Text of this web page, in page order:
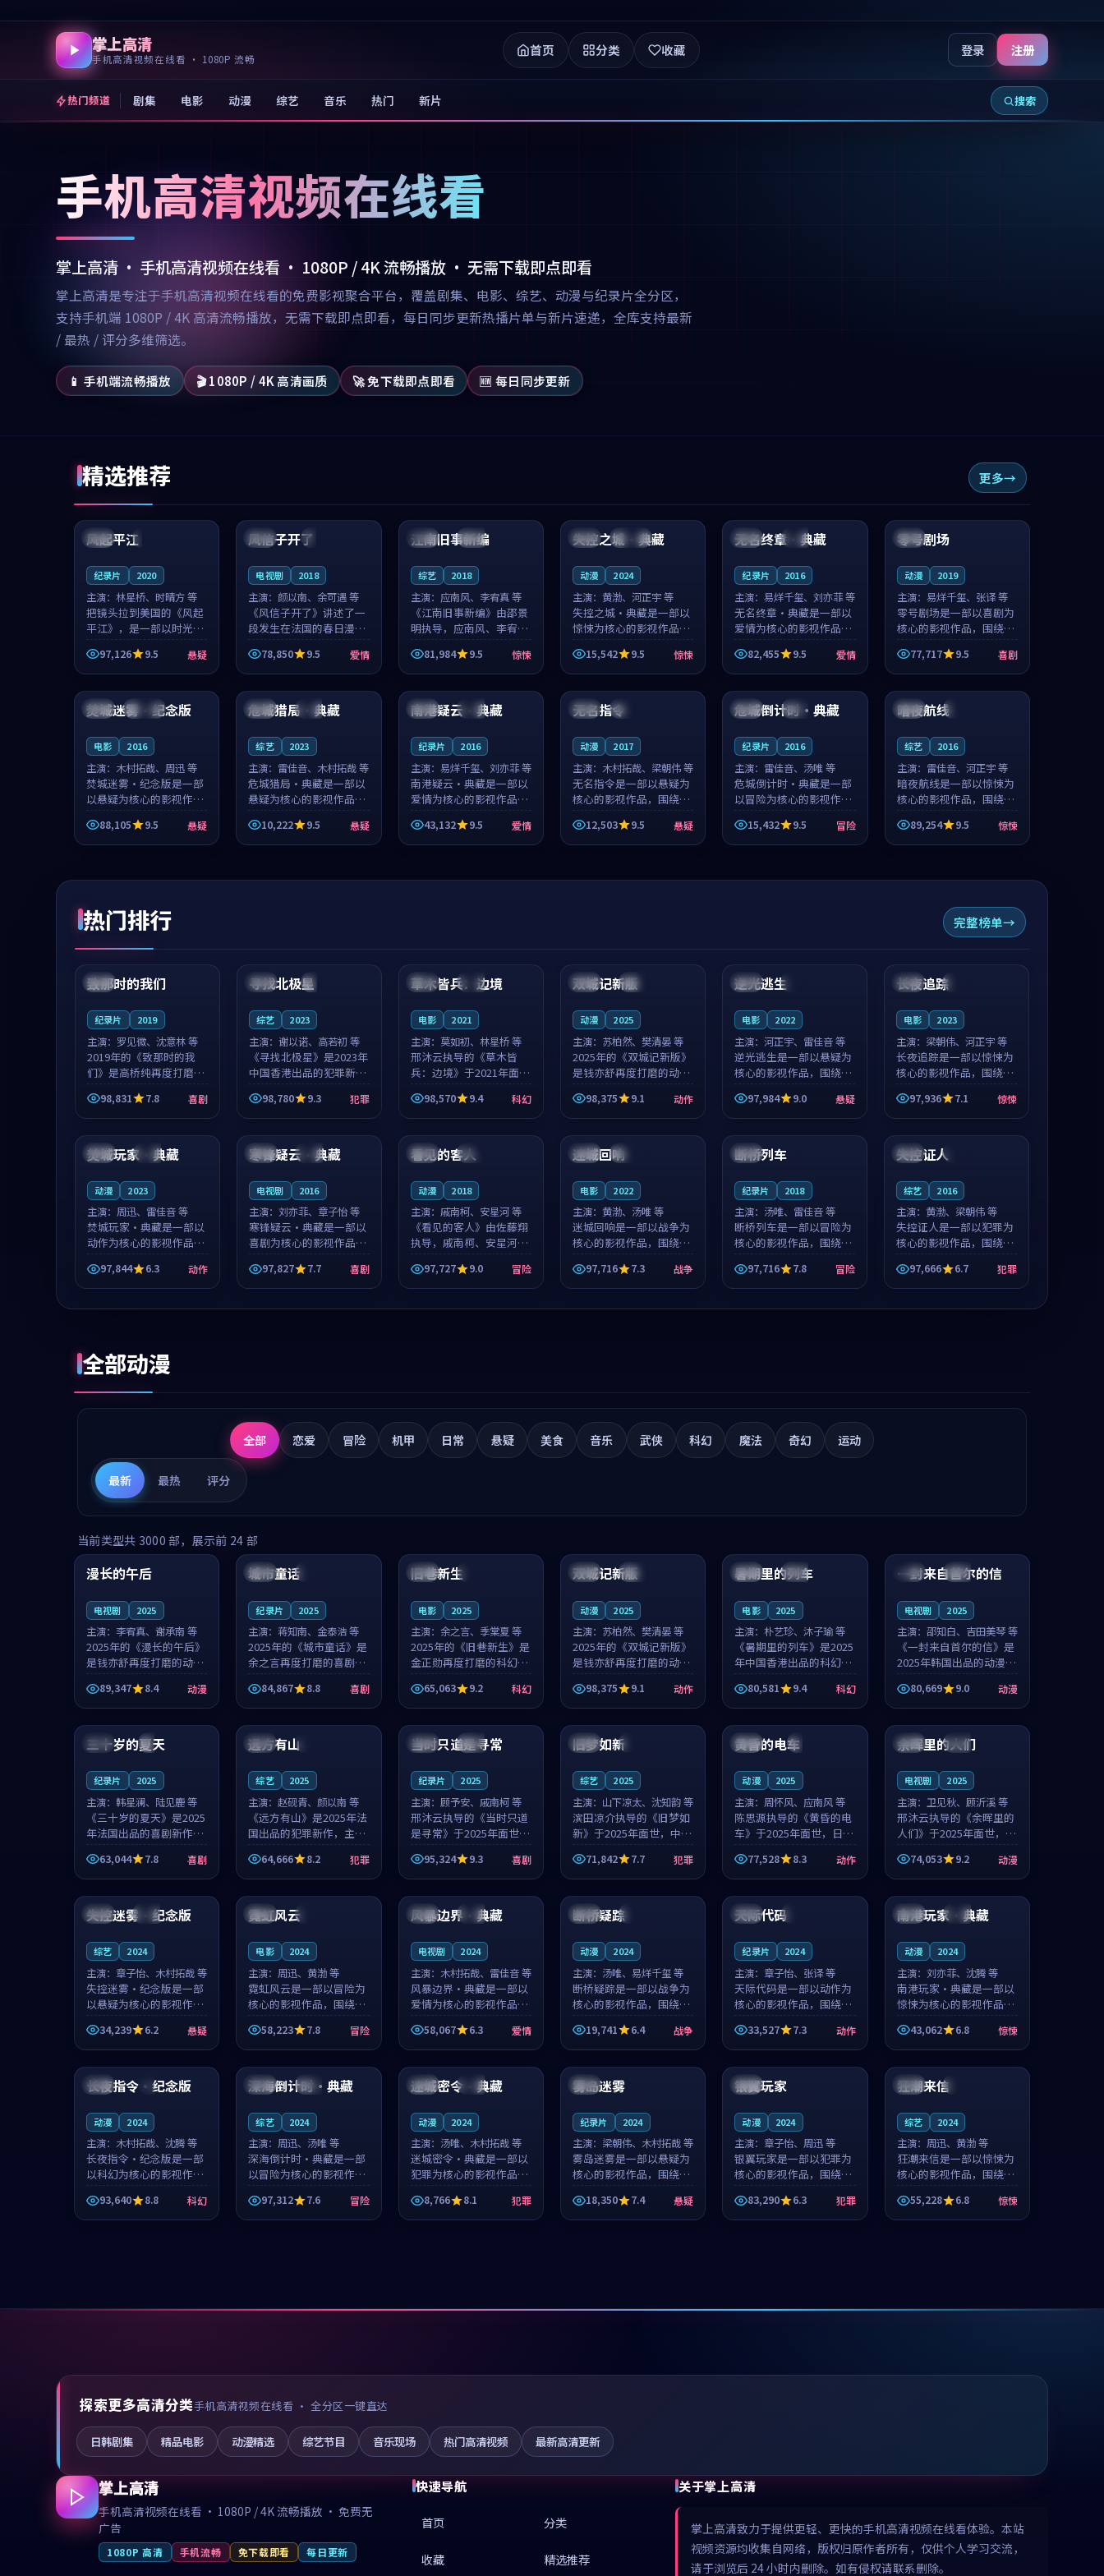
掌上高清
手机高清视频在线看 · 1080P 流畅
首页 分类 收藏 登录 注册
热门频道 剧集 电影 动漫 综艺 音乐 热门 新片 搜索
手机高清视频在线看
掌上高清 · 手机高清视频在线看 · 1080P / 4K 流畅播放 · 无需下载即点即看
掌上高清是专注于手机高清视频在线看的免费影视聚合平台，覆盖剧集、电影、综艺、动漫与纪录片全分区，
支持手机端 1080P / 4K 高清流畅播放，无需下载即点即看，每日同步更新热播片单与新片速递，全库支持最新
/ 最热 / 评分多维筛选。
📱 手机端流畅播放 🎬 1080P / 4K 高清画质 🚀 免下载即点即看 🆕 每日同步更新
精选推荐 更多
美国
99:07
风起平江
纪录片 2020
主演： 林星桥、时晴方 等
把镜头拉到美国的《风起
平江》，是一部以时光记
忆为底色的悬疑作品。林
星桥和时晴方贡献了2020
年颇受关注的合作演出，
影片在情感层次与现实质
感之间游...
97,126 9.5 悬疑
法国 4K
99:21
风信子开了
电视剧 2018
主演：颜以南、余可遇 等
《风信子开了》讲述了一
段发生在法国的春日漫步
故事。颜以南饰演的主角
与余可遇的角色因一场意
外卷入更深的纠葛，爱情
元素贯穿始终，节奏稳健
而富有张力，...
78,850 9.5 爱情
日本 院线
99:53
江南旧事新编
综艺 2018
主演： 应南风、李宥真 等
《江南旧事新编》由邵景
明执导，应南风、李宥真
领衔主演，是一部2018年
上映的日本惊悚综艺。影
片以邻里温情为切入，呈
现一段从初遇到告别都浸
着真实情...
81,984 9.5 惊悚
中国 连载中
99:29
失控之城·典藏
动漫 2024
主演： 黄渤、河正宇 等
失控之城·典藏是一部以
惊悚为核心的影视作品，
围绕危机、反转与人物成
长展开，整体节奏紧凑，
值得推荐观看。
15,542 9.5 惊悚
中国 独播
99:49
无名终章·典藏
纪录片 2016
主演：易烊千玺、刘亦菲 等
无名终章·典藏是一部以
爱情为核心的影视作品，
围绕危机、反转与人物成
长展开，整体节奏紧凑，
值得推荐观看。
82,455 9.5 爱情
日本
99:31
零号剧场
动漫 2019
主演： 易烊千玺、张译 等
零号剧场是一部以喜剧为
核心的影视作品，围绕危
机、反转与人物成长展
开，整体节奏紧凑，值得
推荐观看。
77,717 9.5 喜剧
韩国 连载中
89:37
焚城迷雾·纪念版
电影 2016
主演： 木村拓哉、周迅 等
焚城迷雾·纪念版是一部
以悬疑为核心的影视作
品，围绕危机、反转与人
物成长展开，整体节奏紧
凑，值得推荐观看。
88,105 9.5 悬疑
韩国 独播
99:07
危城猎局·典藏
综艺 2023
主演： 雷佳音、木村拓哉 等
危城猎局·典藏是一部以
悬疑为核心的影视作品，
围绕危机、反转与人物成
长展开，整体节奏紧凑，
值得推荐观看。
10,222 9.5 悬疑
泰国 院线
99:34
南港疑云·典藏
纪录片 2016
主演： 易烊千玺、刘亦菲 等
南港疑云·典藏是一部以
爱情为核心的影视作品，
围绕危机、反转与人物成
长展开，整体节奏紧凑，
值得推荐观看。
43,132 9.5 爱情
美国 连载中
99:27
无名指令
动漫 2017
主演： 木村拓哉、梁朝伟 等
无名指令是一部以悬疑为
核心的影视作品，围绕危
机、反转与人物成长展
开，整体节奏紧凑，值得
推荐观看。
12,503 9.5 悬疑
中国 院线
99:22
危城倒计时·典藏
纪录片 2016
主演： 雷佳音、汤唯 等
危城倒计时·典藏是一部
以冒险为核心的影视作
品，围绕危机、反转与人
物成长展开，整体节奏紧
凑，值得推荐观看。
15,432 9.5 冒险
美国
99:46
暗夜航线
综艺 2016
主演： 雷佳音、河正宇 等
暗夜航线是一部以惊悚为
核心的影视作品，围绕危
机、反转与人物成长展
开，整体节奏紧凑，值得
推荐观看。
89,254 9.5 惊悚
热门排行 完整榜单
中国 4K
99:22
致那时的我们
纪录片 2019
主演： 罗见微、沈意林 等
2019年的《致那时的我
们》是高桥纯再度打磨的
喜剧佳作。中国大陆的取
景与都市寓言的氛围相互
成就，罗见微与沈意林的
影片在悬念...
98,831 7.8 喜剧
中国 4K
99:18
寻找北极星
综艺 2023
主演： 谢以诺、高若初 等
《寻找北极星》是2023年
中国香港出品的犯罪新
作，主创团队希望用公路
冒险的故事让观众停下来
想一想。谢以诺领衔，高
柯的叙事节...
98,780 9.3 犯罪
泰国 独播
99:44
草木皆兵：边境
电影 2021
主演： 莫如初、林星桥 等
邢沐云执导的《草木皆
兵：边境》于2021年面
世，泰国的城市气质与校
园青春的人物心境共同构
筑了影片基调。莫如初、
整部科幻电影...
98,570 9.4 科幻
中国 独播
99:40
双城记新版
动漫 2025
主演： 苏柏然、樊清晏 等
2025年的《双城记新版》
是钱亦舒再度打磨的动作
佳作。中国大陆的取景与
沙漠探险的氛围相互成
就，苏柏然与樊清晏的对
片在悬念与...
98,375 9.1 动作
中国
99:17
逆光逃生
电影 2022
主演： 河正宇、雷佳音 等
逆光逃生是一部以悬疑为
核心的影视作品，围绕危
机、反转与人物成长展
开，整体节奏紧凑，值得
推荐观看。
97,984 9.0 悬疑
中国
99:09
长夜追踪
电影 2023
主演： 梁朝伟、河正宇 等
长夜追踪是一部以惊悚为
核心的影视作品，围绕危
机、反转与人物成长展
开，整体节奏紧凑，值得
推荐观看。
97,936 7.1 惊悚
中国 独播
99:47
焚城玩家·典藏
动漫 2023
主演： 周迅、雷佳音 等
焚城玩家·典藏是一部以
动作为核心的影视作品，
围绕危机、反转与人物成
长展开，整体节奏紧凑，
值得推荐观看。
97,844 6.3 动作
中国 杜比
99:36
寒锋疑云·典藏
电视剧 2016
主演： 刘亦菲、章子怡 等
寒锋疑云·典藏是一部以
喜剧为核心的影视作品，
围绕危机、反转与人物成
长展开，整体节奏紧凑，
值得推荐观看。
97,827 7.7 喜剧
泰国 完结
99:05
看见的客人
动漫 2018
主演： 戚南柯、安星河 等
《看见的客人》由佐藤翔
执导，戚南柯、安星河领
衔主演，是一部2018年上
映的泰国冒险动漫。影片
以海岸抒情为切入，呈现
一段从初遇到告别都浸着
97,727 9.0 冒险
泰国 连载中
99:40
迷城回响
电影 2022
主演： 黄渤、汤唯 等
迷城回响是一部以战争为
核心的影视作品，围绕危
机、反转与人物成长展
开，整体节奏紧凑，值得
推荐观看。
97,716 7.3 战争
英国
96:19
断桥列车
纪录片 2018
主演： 汤唯、雷佳音 等
断桥列车是一部以冒险为
核心的影视作品，围绕危
机、反转与人物成长展
开，整体节奏紧凑，值得
推荐观看。
97,716 7.8 冒险
美国
99:51
失控证人
综艺 2016
主演： 黄渤、梁朝伟 等
失控证人是一部以犯罪为
核心的影视作品，围绕危
机、反转与人物成长展
开，整体节奏紧凑，值得
推荐观看。
97,666 6.7 犯罪
全部动漫
全部 恋爱 冒险 机甲 日常 悬疑 美食 音乐 武侠 科幻 魔法 奇幻 运动
最新 最热 评分
当前类型共 3000 部，展示前 24 部
中国 高分
99:16
漫长的午后
电视剧 2025
主演： 李宥真、谢承南 等
2025年的《漫长的午后》
是钱亦舒再度打磨的动漫
佳作。中国大陆的取景与
海岛日常的氛围相互成
就，李宥真与谢承南的对
手戏自然克制，让整部影
片在悬念与...
89,347 8.4 动漫
美国
城市童话
纪录片 2025
主演：蒋知南、金泰浩 等
2025年的《城市童话》是
余之言再度打磨的喜剧佳
作。美国的取景与历史战
争的氛围相互成就，蒋知
南与金泰浩的对手戏自然
克制，让整部影片在悬念
与温度之...
84,867 8.8 喜剧
英国
旧巷新生
电影 2025
主演： 余之言、季棠夏 等
2025年的《旧巷新生》是
金正勋再度打磨的科幻佳
作。英国的取景与雨夜物
语的氛围相互成就，余之
言与季棠夏的对手戏自然
克制，让整部影片在悬念
与温度之...
65,063 9.2 科幻
中国 独播
双城记新版
动漫 2025
主演： 苏柏然、樊清晏 等
2025年的《双城记新版》
是钱亦舒再度打磨的动作
佳作。中国大陆的取景与
沙漠探险的氛围相互成
就，苏柏然与樊清晏的对
手戏自然克制，让整部影
片在悬念与...
98,375 9.1 动作
中国 杜比
暑期里的列车
电影 2025
主演：朴艺珍、沐子瑜 等
《暑期里的列车》是2025
年中国香港出品的科幻新
作，主创团队希望用城市
夜归人的故事让观众停下
来想一想。朴艺珍领衔，
沐子瑜担任重要角色，郑
书延的叙...
80,581 9.4 科幻
韩国 热播
一封来自首尔的信
电视剧 2025
主演： 邵知白、吉田美琴 等
《一封来自首尔的信》是
2025年韩国出品的动漫新
作，主创团队希望用高考
往事的故事让观众停下来
想一想。邵知白领衔，吉
田美琴担任重要角色，谢
承南的叙...
80,669 9.0 动漫
法国 4K
99:12
三十岁的夏天
纪录片 2025
主演： 韩星澜、陆见鹿 等
《三十岁的夏天》是2025
年法国出品的喜剧新作，
主创团队希望用深夜电台
的故事让观众停下来想一
想。韩星澜领衔，陆见鹿
担任重要角色，山田纯一
的叙事节...
63,044 7.8 喜剧
法国
99:48
远方有山
综艺 2025
主演：赵砚青、颜以南 等
《远方有山》是2025年法
国出品的犯罪新作，主创
团队希望用高校追梦的故
事让观众停下来想一想。
赵砚青领衔，颜以南担任
重要角色，山田纯一的叙
事节奏一...
64,666 8.2 犯罪
泰国 杜比
99:32
当时只道是寻常
纪录片 2025
主演： 顾予安、戚南柯 等
邢沐云执导的《当时只道
是寻常》于2025年面世，
泰国的城市气质与母女情
深的人物心境共同构筑了
影片基调。顾予安、戚南
柯用细腻的表演撑起整部
喜剧电影...
95,324 9.3 喜剧
中国
99:08
旧梦如新
综艺 2025
主演： 山下凉太、沈知韵 等
滨田凉介执导的《旧梦如
新》于2025年面世，中国
台湾的城市气质与异国相
遇的人物心境共同构筑了
影片基调。山下凉太、沈
知韵用细腻的表演撑起整
部犯罪电...
71,842 7.7 犯罪
日本 4K
99:20
黄昏的电车
动漫 2025
主演：周怀风、应南风 等
陈思源执导的《黄昏的电
车》于2025年面世，日本
的城市气质与渔村故事的
人物心境共同构筑了影片
基调。周怀风、应南风用
细腻的表演撑起整部动作
电影，剧...
77,528 8.3 动作
泰国 完结
99:56
余晖里的人们
电视剧 2025
主演： 卫见秋、顾沂溪 等
邢沐云执导的《余晖里的
人们》于2025年面世，泰
国的城市气质与小镇生活
的人物心境共同构筑了影
片基调。卫见秋、顾沂溪
用细腻的表演撑起整部动
漫电影，...
74,053 9.2 动漫
中国 完结
99:47
失控迷雾·纪念版
综艺 2024
主演： 章子怡、木村拓哉 等
失控迷雾·纪念版是一部
以悬疑为核心的影视作
品，围绕危机、反转与人
物成长展开，整体节奏紧
凑，值得推荐观看。
34,239 6.2 悬疑
泰国
99:09
霓虹风云
电影 2024
主演：周迅、黄渤 等
霓虹风云是一部以冒险为
核心的影视作品，围绕危
机、反转与人物成长展
开，整体节奏紧凑，值得
推荐观看。
58,223 7.8 冒险
韩国 独播
99:18
风暴边界·典藏
电视剧 2024
主演： 木村拓哉、雷佳音 等
风暴边界·典藏是一部以
爱情为核心的影视作品，
围绕危机、反转与人物成
长展开，整体节奏紧凑，
值得推荐观看。
58,067 6.3 爱情
美国
99:22
断桥疑踪
动漫 2024
主演： 汤唯、易烊千玺 等
断桥疑踪是一部以战争为
核心的影视作品，围绕危
机、反转与人物成长展
开，整体节奏紧凑，值得
推荐观看。
19,741 6.4 战争
英国
99:05
天际代码
纪录片 2024
主演：章子怡、张译 等
天际代码是一部以动作为
核心的影视作品，围绕危
机、反转与人物成长展
开，整体节奏紧凑，值得
推荐观看。
33,527 7.3 动作
泰国 热播
99:42
南港玩家·典藏
动漫 2024
主演： 刘亦菲、沈腾 等
南港玩家·典藏是一部以
惊悚为核心的影视作品，
围绕危机、反转与人物成
长展开，整体节奏紧凑，
值得推荐观看。
43,062 6.8 惊悚
美国 4K
99:38
长夜指令·纪念版
动漫 2024
主演： 木村拓哉、沈腾 等
长夜指令·纪念版是一部
以科幻为核心的影视作
品，围绕危机、反转与人
物成长展开，整体节奏紧
凑，值得推荐观看。
93,640 8.8 科幻
中国 完结
99:25
深海倒计时·典藏
综艺 2024
主演：周迅、汤唯 等
深海倒计时·典藏是一部
以冒险为核心的影视作
品，围绕危机、反转与人
物成长展开，整体节奏紧
凑，值得推荐观看。
97,312 7.6 冒险
美国 杜比
99:21
迷城密令·典藏
动漫 2024
主演： 汤唯、木村拓哉 等
迷城密令·典藏是一部以
犯罪为核心的影视作品，
围绕危机、反转与人物成
长展开，整体节奏紧凑，
值得推荐观看。
8,766 8.1 犯罪
中国
91:33
雾岛迷雾
纪录片 2024
主演： 梁朝伟、木村拓哉 等
雾岛迷雾是一部以悬疑为
核心的影视作品，围绕危
机、反转与人物成长展
开，整体节奏紧凑，值得
推荐观看。
18,350 7.4 悬疑
韩国
99:05
银翼玩家
动漫 2024
主演：章子怡、周迅 等
银翼玩家是一部以犯罪为
核心的影视作品，围绕危
机、反转与人物成长展
开，整体节奏紧凑，值得
推荐观看。
83,290 6.3 犯罪
法国
90:55
狂潮来信
综艺 2024
主演： 周迅、黄渤 等
狂潮来信是一部以惊悚为
核心的影视作品，围绕危
机、反转与人物成长展
开，整体节奏紧凑，值得
推荐观看。
55,228 6.8 惊悚
探索更多高清分类手机高清视频在线看 · 全分区一键直达
日韩剧集 精品电影 动漫精选 综艺节目 音乐现场 热门高清视频 最新高清更新
掌上高清
手机高清视频在线看 · 1080P / 4K 流畅播放 · 免费无
广告
1080P 高清 手机流畅 免下载即看 每日更新
快速导航
首页 分类
收藏 精选推荐
关于掌上高清
掌上高清致力于提供更轻、更快的手机高清视频在线看体验。本站
视频资源均收集自网络，版权归原作者所有，仅供个人学习交流，
请于浏览后 24 小时内删除。如有侵权请联系删除。